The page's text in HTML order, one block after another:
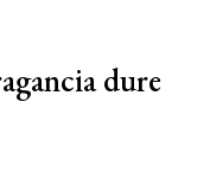
dure